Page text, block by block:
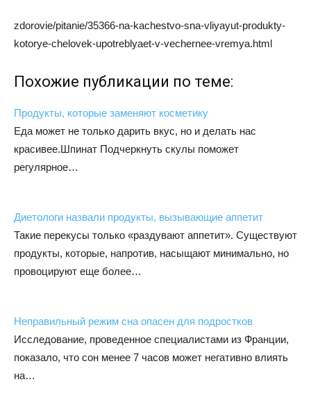
zdorovie/pitanie/35366-na-kachestvo-sna-vliyayut-produkty-
kotorye-chelovek-upotreblyaet-v-vechernee-vremya.html
Похожие публикации по теме:
Продукты, которые заменяют косметику
Еда может не только дарить вкус, но и делать нас
красивее.Шпинат Подчеркнуть скулы поможет
регулярное…
Диетологи назвали продукты, вызывающие аппетит
Такие перекусы только «раздувают аппетит». Существуют
продукты, которые, напротив, насыщают минимально, но
провоцируют еще более…
Неправильный режим сна опасен для подростков
Исследование, проведенное специалистами из Франции,
показало, что сон менее 7 часов может негативно влиять
на…